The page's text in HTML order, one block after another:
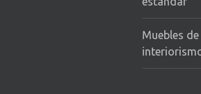
Muebles